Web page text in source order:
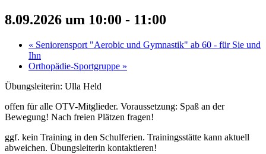
8.09.2026 um 10:00 - 11:00
« Seniorensport "Aerobic und Gymnastik" ab 60 - für Sie und
Ihn
Orthopädie-Sportgruppe »
Übungsleiterin: Ulla Held
offen für alle OTV-Mitglieder. Voraussetzung: Spaß an der
Bewegung! Nach freien Plätzen fragen!
ggf. kein Training in den Schulferien. Trainingsstätte kann aktuell
abweichen. Übungsleiterin kontaktieren!